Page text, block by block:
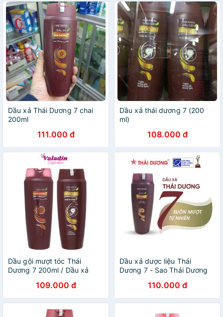
Dầu xả Thái Dương 7 chai
200ml
111.000 đ
Dầu xả thái dương 7 (200
ml)
108.000 đ
Dầu gội mượt tóc Thái
Dương 7 200ml / Dầu xả
109.000 đ
Dầu xả dược liệu Thái
Dương 7 - Sao Thái Dương
110.000 đ